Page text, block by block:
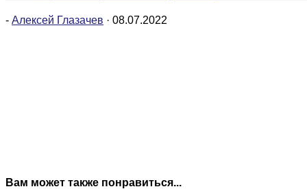
- Алексей Глазачев · 08.07.2022
Вам может также понравиться...